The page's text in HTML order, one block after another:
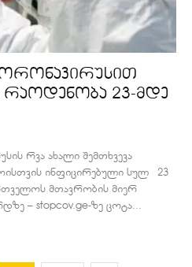
23-მდე
რვა ახალი შემთხვევა
ინფიცირებული სულ 23
მთავრობის მიერ
– stopcov.ge-ზე ცოტა...